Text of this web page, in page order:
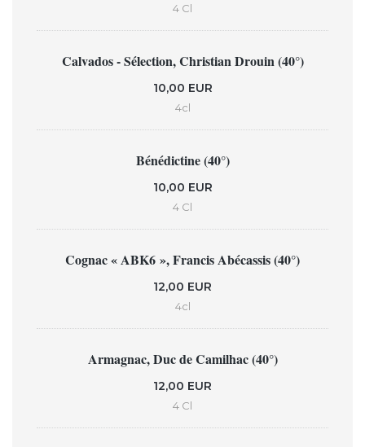
4 Cl
Calvados - Sélection, Christian Drouin (40°)
10,00 EUR
4cl
Bénédictine (40°)
10,00 EUR
4 Cl
Cognac « ABK6 », Francis Abécassis (40°)
12,00 EUR
4cl
Armagnac, Duc de Camilhac (40°)
12,00 EUR
4 Cl